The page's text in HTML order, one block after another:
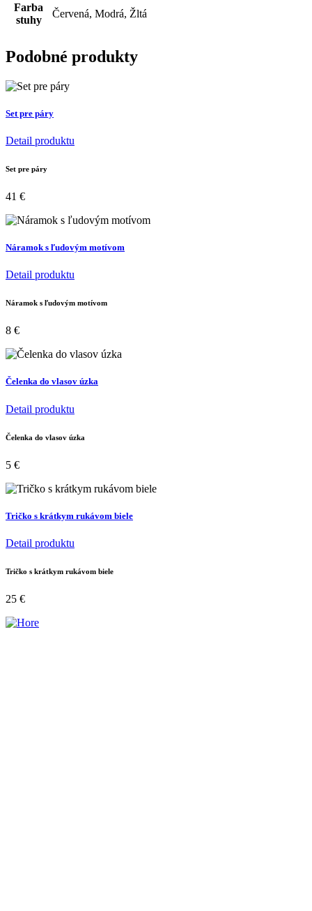
Farba
stuhy
Červená, Modrá, Žltá
Podobné produkty
Set pre páry
Detail produktu
Set pre páry
41 €
Náramok s ľudovým motívom
Detail produktu
Náramok s ľudovým motívom
8 €
Čelenka do vlasov úzka
Detail produktu
Čelenka do vlasov úzka
5 €
Tričko s krátkym rukávom biele
Detail produktu
Tričko s krátkym rukávom biele
25 €